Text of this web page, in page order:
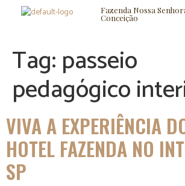
Fazenda Nossa
Conceição
BLOG CONTATO
Tag:passeio
pedagógico
VIVA A EXPERIÊNCIA
HOTEL FAZENDA NO
SP